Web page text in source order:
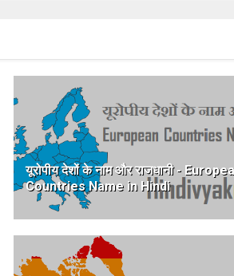
यूरोपीय देशों के नाम और राजधानी -
Countries Name in Hindi